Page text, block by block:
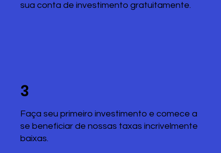
sua conta de investimento gratuitamente.
3
Faça seu primeiro investimento e comece a
se beneficiar de nossas taxas incrivelmente
baixas.